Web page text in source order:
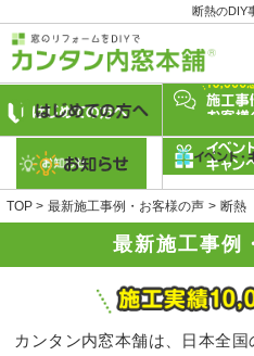
断熱のDIY
最新施工事例
TOP 最新施工事例・お客様の声 断熱
カンタン内窓本舗は、日本全国